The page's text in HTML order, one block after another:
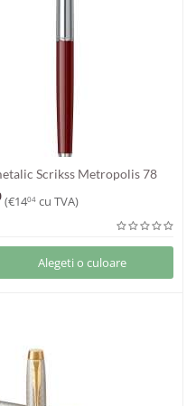
Scrikss Metropolis 78
(€1404 cu TVA)
Alegeti o culoare